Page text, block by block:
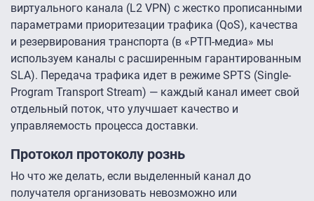
виртуального канала (L2 VPN) с жестко прописанными
параметрами приоритезации трафика (QoS), качества
и резервирования транспорта (в «РТП-медиа» мы
используем каналы с расширенным гарантированным
SLA). Передача трафика идет в режиме SPTS (Single-
Program Transport Stream) — каждый канал имеет свой
отдельный поток, что улучшает качество и
управляемость процесса доставки.
Протокол протоколу рознь
Но что же делать, если выделенный канал до
получателя организовать невозможно или